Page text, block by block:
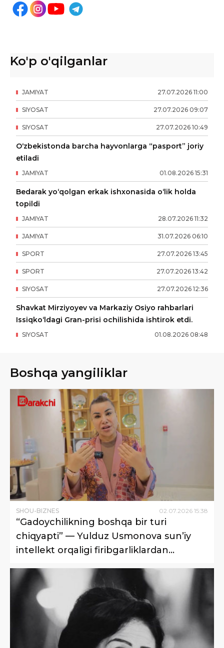
Ko'p o'qilganlar
27.07.2026 11:00
JAMIYAT
27.07.2026 09:07
SIYOSAT
27.07.2026 10:49
SIYOSAT
O‘zbekistonda barcha hayvonlarga “pasport” joriy
etiladi
01.08.2026 15:31
JAMIYAT
Bedarak yo‘qolgan erkak ishxonasida o‘lik holda
topildi
28.07.2026 11:32
JAMIYAT
31.07.2026 06:10
JAMIYAT
27.07.2026 13:45
SPORT
27.07.2026 13:42
SPORT
27.07.2026 12:36
SIYOSAT
Shavkat Mirziyoyev va Markaziy Osiyo rahbarlari
Issiqko‘ldagi Gran-prisi ochilishida ishtirok etdi.
01.08.2026 08:48
SIYOSAT
Boshqa yangiliklar
SHOU-BIZNES 02 07 2026 15:38
“Gadoychilikning boshqa bir turi
chiqyapti” — Yulduz Usmonova sun’iy
intellekt orqaligi firibgarliklardan